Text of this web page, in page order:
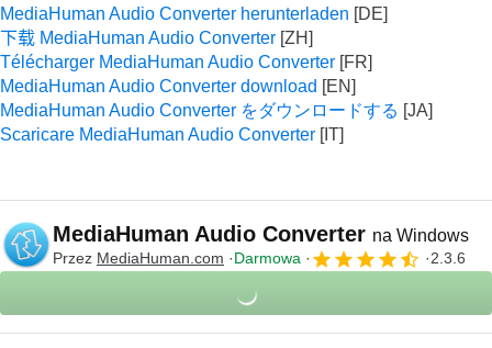
MediaHuman Audio Converter herunterladen
下载 MediaHuman Audio Converter
Télécharger MediaHuman Audio Converter
MediaHuman Audio Converter download
MediaHuman Audio Converter をダウンロードする
Scaricare MediaHuman Audio Converter
MediaHuman Audio Converter na Windows
Przez MediaHuman.com Darmowa 2.3.6